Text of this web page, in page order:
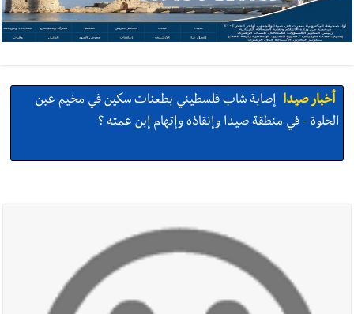
أخبار صيدا إصابة شاب فلسطيني بطعنات سكين في مخيم عين
الحلوة - في منطقة صيدا وإنقاذه وإتهام إبن عمته ؟
المهندس محمد زهير السعودي يستقبل المختارين
بعاصيري والبيلاني